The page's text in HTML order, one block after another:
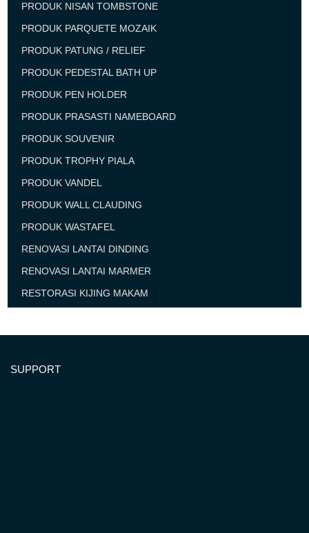
PRODUK NISAN TOMBSTONE
PRODUK PARQUETE MOZAIK
PRODUK PATUNG / RELIEF
PRODUK PEDESTAL BATH UP
PRODUK PEN HOLDER
PRODUK PRASASTI NAMEBOARD
PRODUK SOUVENIR
PRODUK TROPHY PIALA
PRODUK VANDEL
PRODUK WALL CLAUDING
PRODUK WASTAFEL
RENOVASI LANTAI DINDING
RENOVASI LANTAI MARMER
RESTORASI KIJING MAKAM
SUPPORT